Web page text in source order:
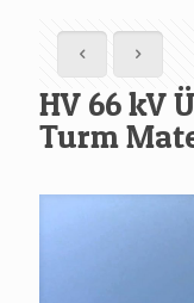
HV 66 kV
Turm